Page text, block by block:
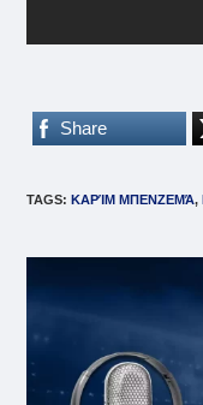
Share
TAGS: ΚΑΡΊΜ ΜΠΕΝΖΕΜΆ,